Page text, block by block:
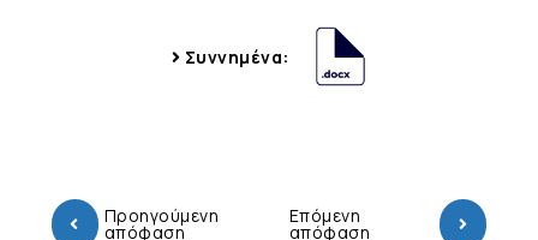
Συννημένα:
Προηγούμενη
απόφαση
Επόμενη
απόφαση